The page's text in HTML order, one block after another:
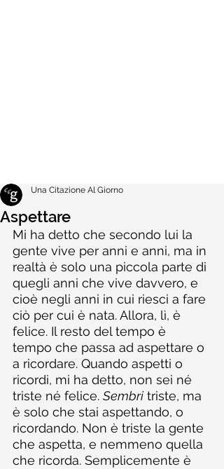
Aspettare
Una Citazione Al Giorno
Mi ha detto che secondo lui la
gente vive per anni e anni, ma in
realtà è solo una piccola parte di
quegli anni che vive davvero, e
cioè negli anni in cui riesci a fare
ciò per cui è nata. Allora, lì, è
felice. Il resto del tempo è
tempo che passa ad aspettare o
a ricordare. Quando aspetti o
ricordi, mi ha detto, non sei né
triste né felice. Sembri triste, ma
è solo che stai aspettando, o
ricordando. Non è triste la gente
che aspetta, e nemmeno quella
che ricorda. Semplicemente è